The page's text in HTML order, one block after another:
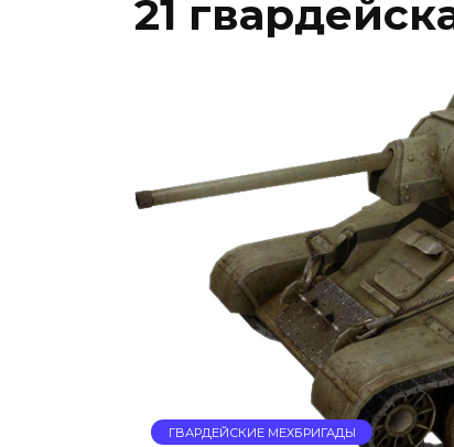
21
ГВАРДЕЙСКИЕ МЕХБРИГАДЫ